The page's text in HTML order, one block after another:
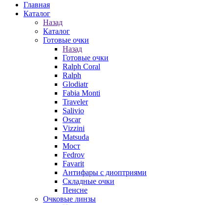
Главная
Каталог
Назад
Каталог
Готовые очки
Назад
Готовые очки
Ralph Coral
Ralph
Glodiatr
Fabia Monti
Traveler
Salivio
Oscar
Vizzini
Matsuda
Мост
Fedrov
Favarit
Антифары с диоптриями
Складные очки
Пенсне
Очковые линзы